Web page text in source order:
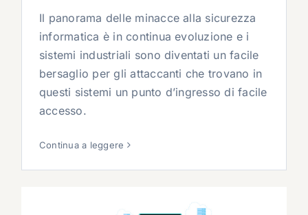
Il panorama delle minacce alla sicurezza
informatica è in continua evoluzione e i
sistemi industriali sono diventati un facile
bersaglio per gli attaccanti che trovano in
questi sistemi un punto d’ingresso di facile
accesso.
Continua a leggere